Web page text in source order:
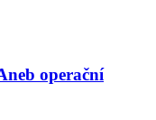
operační